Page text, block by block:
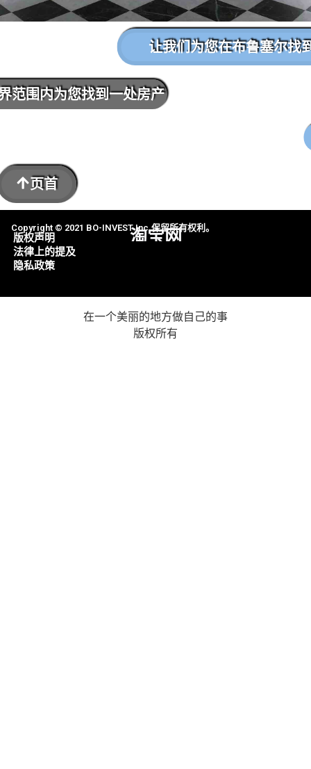
让我们为您在布鲁塞尔找
范围内为您找到一处房产
页首
淘宝网
Copyright © 2021 BO-INVEST Inc.保留所有权利。
版权声明
法律上的提及
隐私政策
在一个美丽的地方做自己的事
版权所有